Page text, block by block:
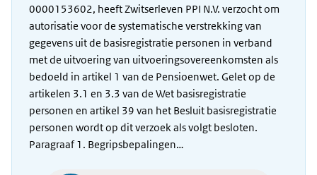
0000153602, heeft Zwitserleven PPI N.V. verzocht om
autorisatie voor de systematische verstrekking van
gegevens uit de basisregistratie personen in verband
met de uitvoering van uitvoeringsovereenkomsten als
bedoeld in artikel 1 van de Pensioenwet. Gelet op de
artikelen 3.1 en 3.3 van de Wet basisregistratie
personen en artikel 39 van het Besluit basisregistratie
personen wordt op dit verzoek als volgt besloten.
Paragraaf 1. Begripsbepalingen…